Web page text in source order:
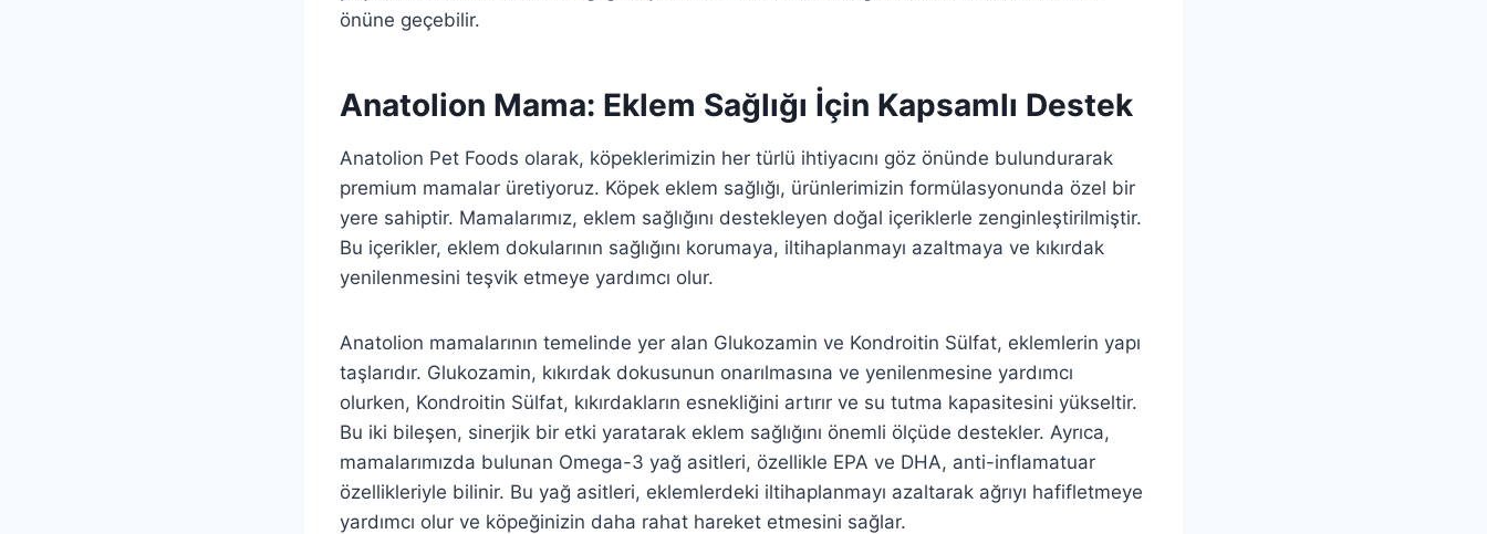
önüne geçebilir.
Anatolion Mama: Eklem Sağlığı İçin Kapsamlı Destek
Anatolion Pet Foods olarak, köpeklerimizin her türlü ihtiyacını göz önünde bulundurarak
premium mamalar üretiyoruz. Köpek eklem sağlığı, ürünlerimizin formülasyonunda özel bir
yere sahiptir. Mamalarımız, eklem sağlığını destekleyen doğal içeriklerle zenginleştirilmiştir.
Bu içerikler, eklem dokularının sağlığını korumaya, iltihaplanmayı azaltmaya ve kıkırdak
yenilenmesini teşvik etmeye yardımcı olur.
Anatolion mamalarının temelinde yer alan Glukozamin ve Kondroitin Sülfat, eklemlerin yapı
taşlarıdır. Glukozamin, kıkırdak dokusunun onarılmasına ve yenilenmesine yardımcı
olurken, Kondroitin Sülfat, kıkırdakların esnekliğini artırır ve su tutma kapasitesini yükseltir.
Bu iki bileşen, sinerjik bir etki yaratarak eklem sağlığını önemli ölçüde destekler. Ayrıca,
mamalarımızda bulunan Omega-3 yağ asitleri, özellikle EPA ve DHA, anti-inflamatuar
özellikleriyle bilinir. Bu yağ asitleri, eklemlerdeki iltihaplanmayı azaltarak ağrıyı hafifletmeye
yardımcı olur ve köpeğinizin daha rahat hareket etmesini sağlar.